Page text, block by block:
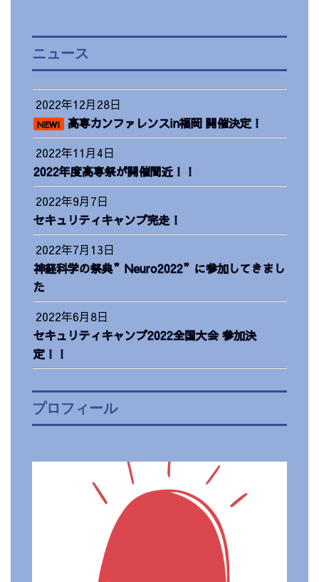
ニュース
2022年12月28日
NEW!
高専カンファレンスin福岡 開催決定！
2022年11月4日
2022年度高専祭が開催間近！！
2022年9月7日
セキュリティキャンプ完走！
2022年7月13日
神経科学の祭典”Neuro2022”に参加してきまし
た
2022年6月8日
セキュリティキャンプ2022全国大会 参加決
定！！
プロフィール